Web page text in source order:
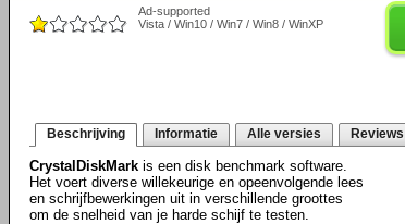
Ad-supported
Vista / Win10 / Win7 / Win8 / WinXP
Beschrijving Informatie Alle versies Reviews
CrystalDiskMark is een disk benchmark software.
Het voert diverse willekeurige en opeenvolgende lees
en schrijfbewerkingen uit in verschillende groottes
om de snelheid van je harde schijf te testen.